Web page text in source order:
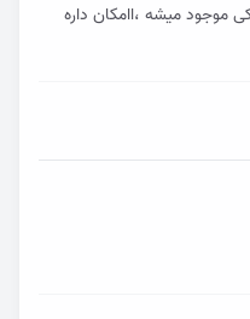
میشه ،اامکان داره